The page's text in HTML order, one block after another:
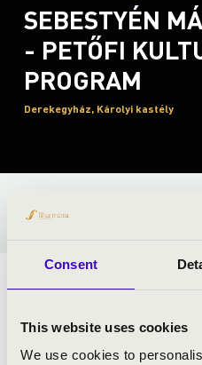
Consent
This website uses cookies
We use cookies to
SEBESTYÉN
- PETŐFI
PROGRAM
Derekegyház, Károlyi kastély
BÉRLET- ÉS JEGYÁRAK
ELŐADÓK:
Sebestyén Márta- ének,
Andrejszki Judit - ének,